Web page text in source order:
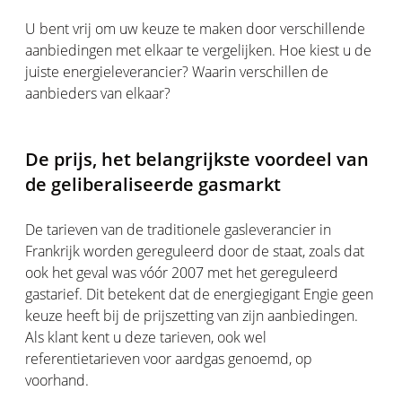
U bent vrij om uw keuze te maken door verschillende
aanbiedingen met elkaar te vergelijken. Hoe kiest u de
juiste energieleverancier? Waarin verschillen de
aanbieders van elkaar?
De prijs, het belangrijkste voordeel van
de geliberaliseerde gasmarkt
De tarieven van de traditionele gasleverancier in
Frankrijk worden gereguleerd door de staat, zoals dat
ook het geval was vóór 2007 met het gereguleerd
gastarief. Dit betekent dat de energiegigant Engie geen
keuze heeft bij de prijszetting van zijn aanbiedingen.
Als klant kent u deze tarieven, ook wel
referentietarieven voor aardgas genoemd, op
voorhand.